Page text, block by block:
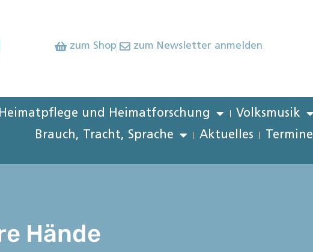
zum Shop zum Newsletter anmelden
Heimatpflege und Heimatforschung Volksmusik
Brauch, Tracht, Sprache
Aktuelles Termine
Hände